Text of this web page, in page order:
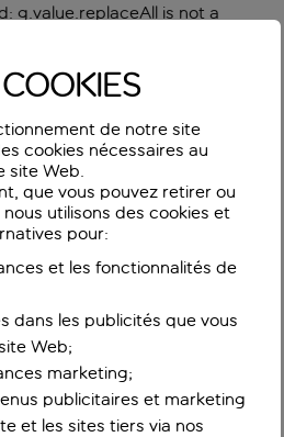
g.value.replaceAll is not a
COOKIES
de notre site
cookies nécessaires au
site Web.
que vous pouvez retirer ou
utilisons des cookies et
pour:
et les fonctionnalités de
dans les publicités que vous
Web;
marketing;
publicitaires et marketing
et les sites tiers via nos